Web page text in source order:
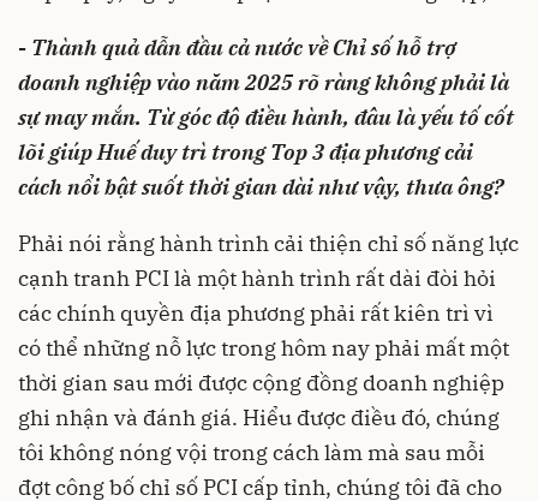
- Thành quả dẫn đầu cả nước về Chỉ số hỗ trợ
doanh nghiệp vào năm 2025 rõ ràng không phải là
sự may mắn. Từ góc độ điều hành, đâu là yếu tố cốt
lõi giúp Huế duy trì trong Top 3 địa phương cải
cách nổi bật suốt thời gian dài như vậy, thưa ông?
Phải nói rằng hành trình cải thiện chỉ số năng lực
cạnh tranh PCI là một hành trình rất dài đòi hỏi
các chính quyền địa phương phải rất kiên trì vì
có thể những nỗ lực trong hôm nay phải mất một
thời gian sau mới được cộng đồng doanh nghiệp
ghi nhận và đánh giá. Hiểu được điều đó, chúng
tôi không nóng vội trong cách làm mà sau mỗi
đợt công bố chỉ số PCI cấp tỉnh, chúng tôi đã cho